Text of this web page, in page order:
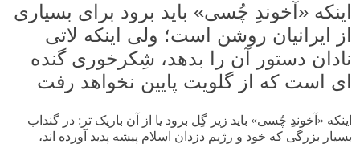
اینکه «آخوندِ چُسی» باید برود برای بسیاری
از ایرانیان روشن است؛ ولی اینکه لاتی
نادان دستور آن را بدهد، شِکرخوری گنده
ای است که از گلویت پایین نخواهد رفت
اینکه «آخوندِ چُسی» باید زیر گِل برود یا از آن باریک تر: در گنداب
بسیار بزرگی که خود و رژیم دزدان اسلام پیشه پدید آورده اند،